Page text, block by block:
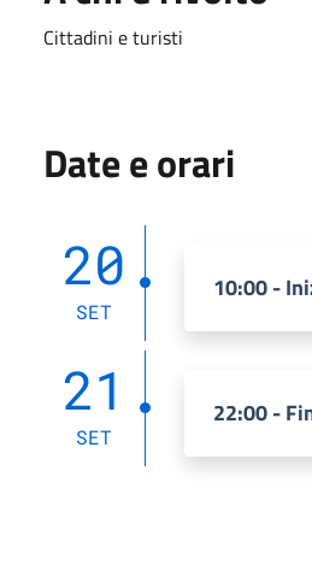
Cittadini e turisti
Date e orari
20
SET
10:00 -
21
SET
22:00 -